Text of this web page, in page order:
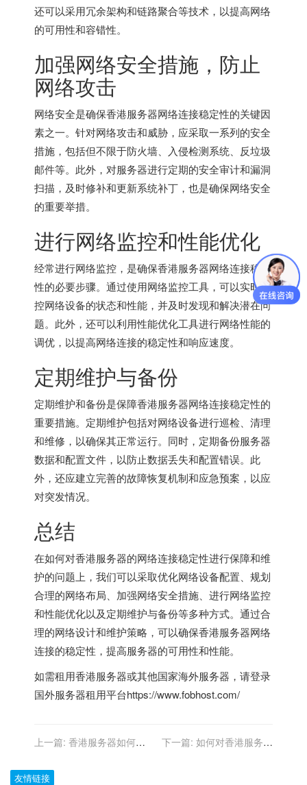
还可以采用冗余架构和链路聚合等技术，以提高网络
的可用性和容错性。
加强网络安全措施，防止
网络攻击
网络安全是确保香港服务器网络连接稳定性的关键因
素之一。针对网络攻击和威胁，应采取一系列的安全
措施，包括但不限于防火墙、入侵检测系统、反垃圾
邮件等。此外，对服务器进行定期的安全审计和漏洞
扫描，及时修补和更新系统补丁，也是确保网络安全
的重要举措。
进行网络监控和性能优化
经常进行网络监控，是确保香港服务器网络连接稳定
性的必要步骤。通过使用网络监控工具，可以实时监
控网络设备的状态和性能，并及时发现和解决潜在问
题。此外，还可以利用性能优化工具进行网络性能的
调优，以提高网络连接的稳定性和响应速度。
定期维护与备份
定期维护和备份是保障香港服务器网络连接稳定性的
重要措施。定期维护包括对网络设备进行巡检、清理
和维修，以确保其正常运行。同时，定期备份服务器
数据和配置文件，以防止数据丢失和配置错误。此
外，还应建立完善的故障恢复机制和应急预案，以应
对突发情况。
总结
在如何对香港服务器的网络连接稳定性进行保障和维
护的问题上，我们可以采取优化网络设备配置、规划
合理的网络布局、加强网络安全措施、进行网络监控
和性能优化以及定期维护与备份等多种方式。通过合
理的网络设计和维护策略，可以确保香港服务器网络
连接的稳定性，提高服务器的可用性和性能。
如需租用香港服务器或其他国家海外服务器 ，请登录
国外服务器租用平台https://www.fobhost.com/
上一篇: 香港服务器如何进
除？
下一篇: 如何对香港服务器
友情链接